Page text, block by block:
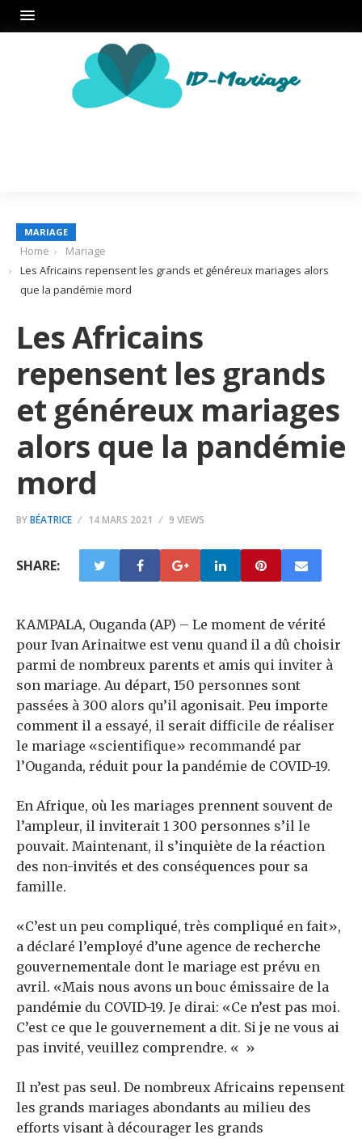
MARIAGE
Home
Mariage
Les Africains repensent les grands et généreux mariages alors
que la pandémie mord
Les Africains
repensent les grands
et généreux mariages
alors que la pandémie
mord
BYBÉATRICE 14 MARS 2021 9 VIEWS
SHARE:
KAMPALA, Ouganda (AP) – Le moment de vérité
pour Ivan Arinaitwe est venu quand il a dû choisir
parmi de nombreux parents et amis qui inviter à
son mariage. Au départ, 150 personnes sont
passées à 300 alors qu’il agonisait. Peu importe
comment il a essayé, il serait difficile de réaliser
le mariage «scientifique» recommandé par
l’Ouganda, réduit pour la pandémie de COVID-19.
En Afrique, où les mariages prennent souvent de
l’ampleur, il inviterait 1 300 personnes s’il le
pouvait. Maintenant, il s’inquiète de la réaction
des non-invités et des conséquences pour sa
famille.
«C’est un peu compliqué, très compliqué en fait»,
a déclaré l’employé d’une agence de recherche
gouvernementale dont le mariage est prévu en
avril. «Mais nous avons un bouc émissaire de la
pandémie du COVID-19. Je dirai: «Ce n’est pas moi.
C’est ce que le gouvernement a dit. Si je ne vous ai
pas invité, veuillez comprendre. « »
Il n’est pas seul. De nombreux Africains repensent
les grands mariages abondants au milieu des
efforts visant à décourager les grands